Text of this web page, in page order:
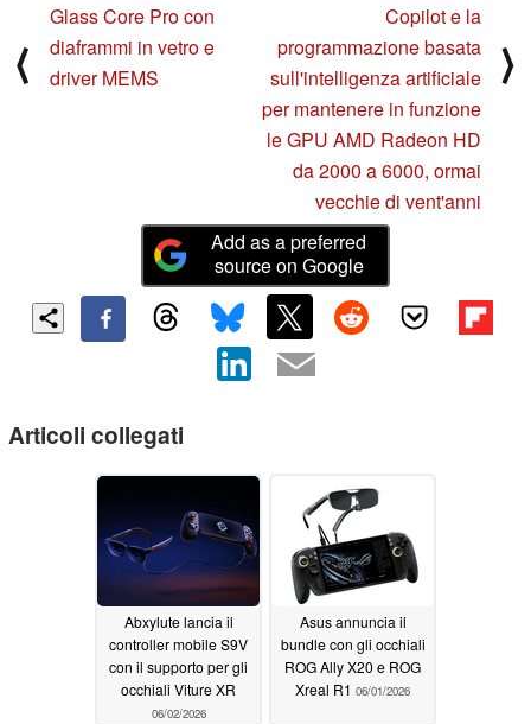
⟨
Glass Core Pro con
diaframmi in vetro e
driver MEMS
Copilot e la
programmazione basata
sull'intelligenza artificiale
per mantenere in funzione
le GPU AMD Radeon HD
da 2000 a 6000, ormai
vecchie di vent'anni
⟩
Add as a preferred
source on Google
Articoli collegati
Abxylute lancia il
controller mobile S9V
con il supporto per gli
occhiali Viture XR
06/02/2026
Asus annuncia il
bundle con gli occhiali
ROG Ally X20 e ROG
Xreal R1 06/01/2026